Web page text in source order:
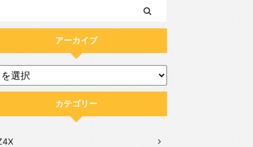
アーカイブ
カテゴリー